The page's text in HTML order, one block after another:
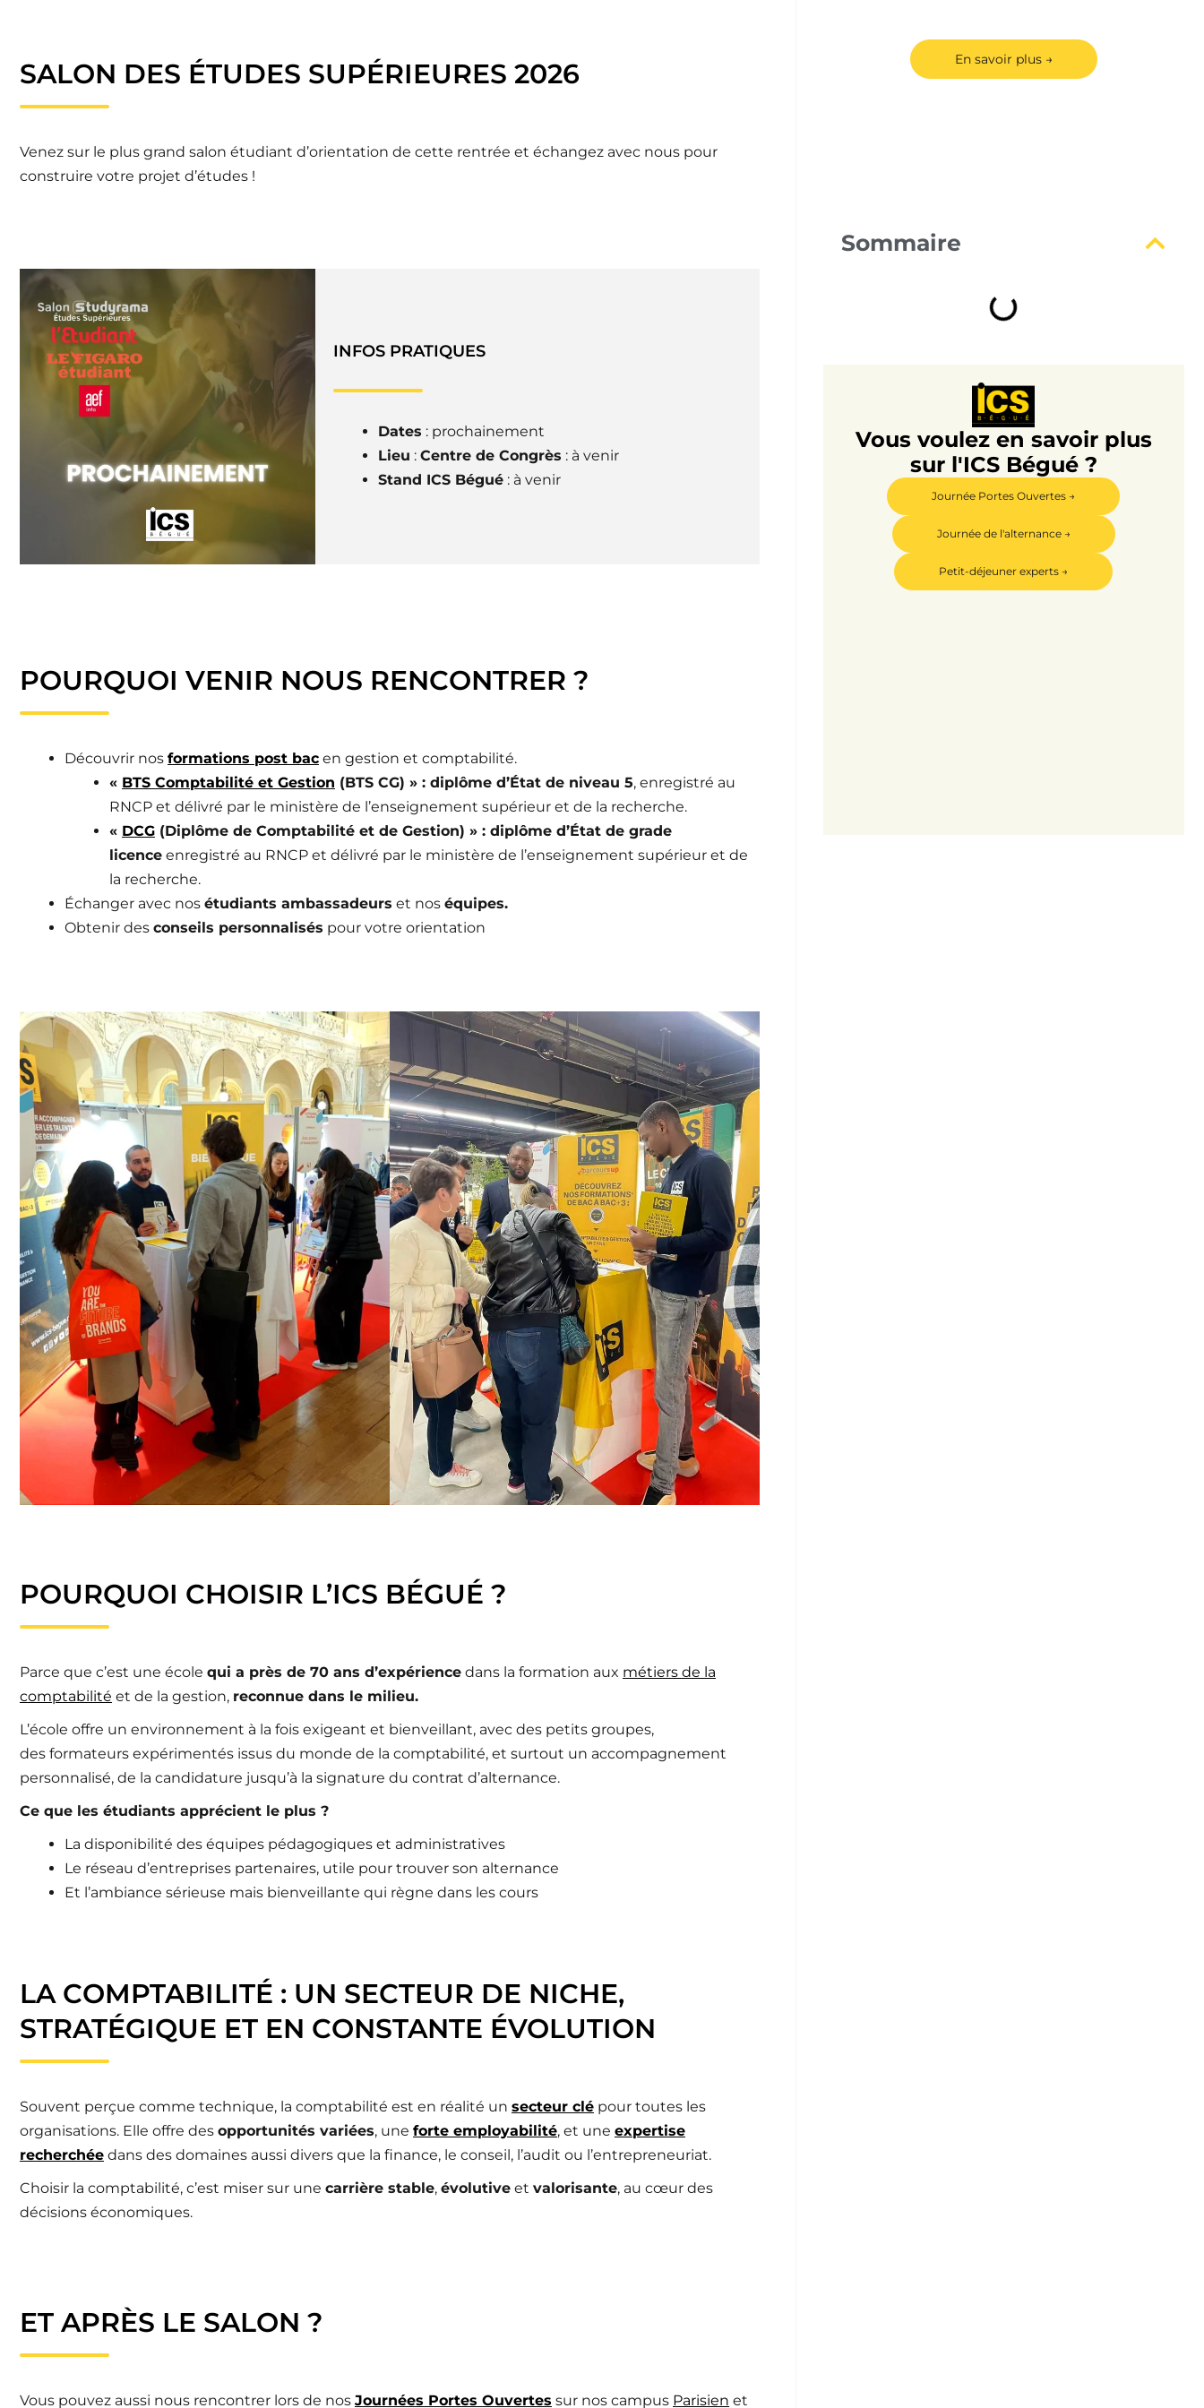
SALON DES ÉTUDES SUPÉRIEURES 2026
Venez sur le plus grand salon étudiant d’orientation de cette rentrée et échangez avec nous pour
construire votre projet d’études !
INFOS PRATIQUES
Dates : prochainement
Lieu :Centre de Congrès : à venir
Stand ICS Bégué : à venir
POURQUOI VENIR NOUS RENCONTRER ?
Découvrir nos formations post bac en gestion et comptabilité.
« BTS Comptabilité et Gestion (BTS CG) » : diplôme d’État de niveau 5, enregistré au
RNCP et délivré par le ministère de l’enseignement supérieur et de la recherche.
« DCG (Diplôme de Comptabilité et de Gestion) » : diplôme d’État de grade
licence enregistré au RNCP et délivré par le ministère de l’enseignement supérieur et de
la recherche.
Échanger avec nos étudiants ambassadeurs et nos équipes.
Obtenir des conseils personnalisés pour votre orientation
POURQUOI CHOISIR L’ICS BÉGUÉ ?
Parce que c’est une école qui a près de 70 ans d’expérience dans la formation aux métiers de la
comptabilité et de la gestion, reconnue dans le milieu.
L’école offre un environnement à la fois exigeant et bienveillant, avec des petits groupes,
des formateurs expérimentés issus du monde de la comptabilité, et surtout un accompagnement
personnalisé, de la candidature jusqu’à la signature du contrat d’alternance.
Ce que les étudiants apprécient le plus ?
La disponibilité des équipes pédagogiques et administratives
Le réseau d’entreprises partenaires, utile pour trouver son alternance
Et l’ambiance sérieuse mais bienveillante qui règne dans les cours
LA COMPTABILITÉ : UN SECTEUR DE NICHE,
STRATÉGIQUE ET EN CONSTANTE ÉVOLUTION
Souvent perçue comme technique, la comptabilité est en réalité un secteur clé pour toutes les
organisations. Elle offre des opportunités variées, une forte employabilité, et une expertise
recherchée dans des domaines aussi divers que la finance, le conseil, l’audit ou l’entrepreneuriat.
Choisir la comptabilité, c’est miser sur une carrière stable, évolutive et valorisante, au cœur des
décisions économiques.
ET APRÈS LE SALON ?
Vous pouvez aussi nous rencontrer lors de nos Journées Portes Ouvertes sur nos campus Parisien et
En savoir plus →
Sommaire
Vous voulez en savoir plus
sur l'ICS Bégué ?
Journée Portes Ouvertes →
Journée de l'alternance →
Petit-déjeuner experts →